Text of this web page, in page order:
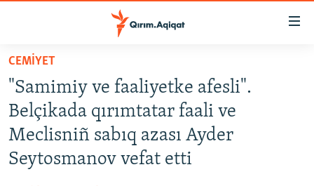
Esas
qaytmaq
Baş
navigatsiyağa
qaytmaq
Qıdıruvğa
HABERLER
SİYASET
İQTİSADİYAT
CEMİYET
CEMİYET
"Samimiy ve faaliyetke afesli".
Belçikada qırımtatar faali ve
Meclisniñ sabıq azası Ayder
Seytosmanov vefat etti